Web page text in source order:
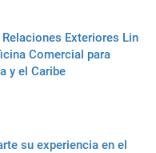
Exteriores Lin
Comercial para
y el Caribe
su experiencia en el